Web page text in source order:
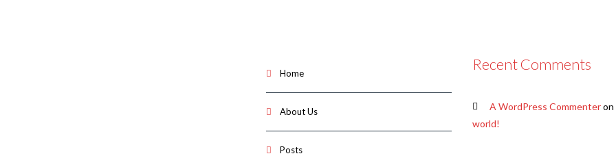
Home
About Us
Posts
Recent Comments
A WordPress Commenteron
world!